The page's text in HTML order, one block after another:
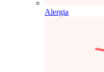
Alergia